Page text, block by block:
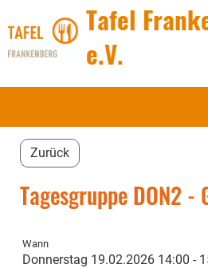
Tafel
e.V.
Zurück
Tagesgruppe DON2 -
Wann
Donnerstag 19.02.2026 14:00 -